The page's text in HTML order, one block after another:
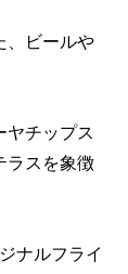
、ビールや
ヤチップス
ラスを象徴
ナルフライ